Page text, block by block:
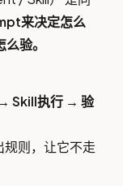
来决定怎么
验。
Skill执行 → 验
则，让它不走